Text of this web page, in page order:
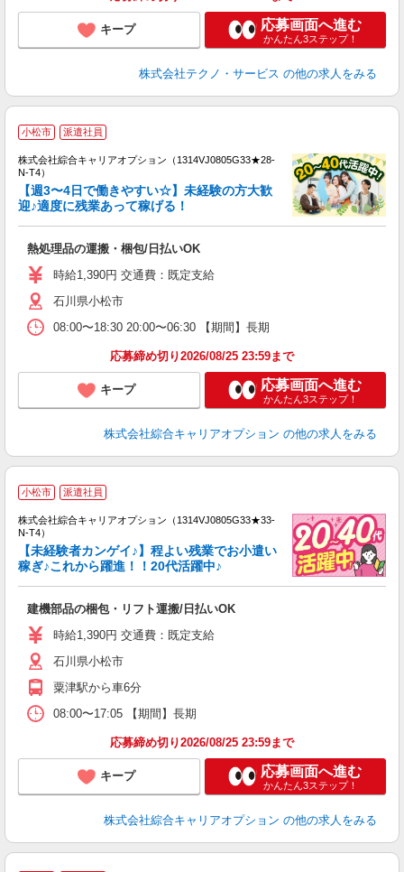
キープ 応募画面へ進む
かんたん3ステップ！
株式会社テクノ・サービス の他の求人をみる
小松市 派遣社員
株式会社綜合キャリアオプション（1314VJ0805G33★28-
N-T4）
【週3〜4日で働きやすい☆】未経験の方大歓
迎♪適度に残業あって稼げる！
熱処理品の運搬・梱包/日払いOK
時給1,390円 交通費：既定支給
石川県小松市
08:00〜18:30 20:00〜06:30 【期間】長期
応募締め切り2026/08/25 23:59まで
キープ 応募画面へ進む
かんたん3ステップ！
株式会社綜合キャリアオプション の他の求人をみる
小松市 派遣社員
株式会社綜合キャリアオプション（1314VJ0805G33★33-
N-T4）
【未経験者カンゲイ♪】程よい残業でお小遣い
稼ぎ♪これから躍進！！20代活躍中♪
建機部品の梱包・リフト運搬/日払いOK
時給1,390円 交通費：既定支給
石川県小松市
粟津駅から車6分
08:00〜17:05 【期間】長期
応募締め切り2026/08/25 23:59まで
キープ 応募画面へ進む
かんたん3ステップ！
株式会社綜合キャリアオプション の他の求人をみる